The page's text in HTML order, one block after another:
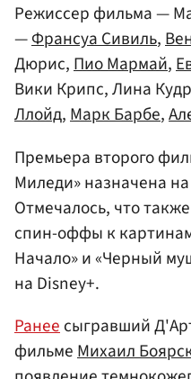
Режиссер фильма —
—Франсуа Сивиль,
Дюрис,Пио Мармай,
Вики Крипс, Лина
Ллойд,Марк Барбе,
Премьера второго
Миледи» назначена
Отмечалось, что
спин-оффы к
Начало» и «Черный
на Disney+.
Ранеесыгравший
фильмеМихаил